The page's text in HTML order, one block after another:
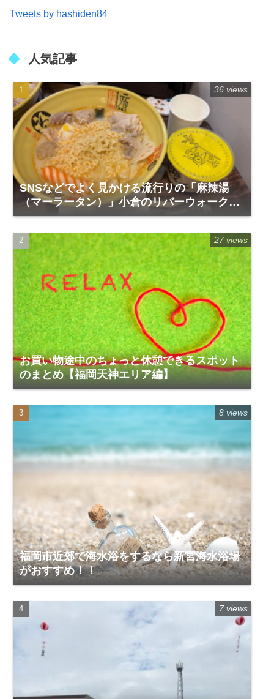
Tweets by hashiden84
人気記事
SNSなどでよく見かける流行りの「麻辣湯
（マーラータン）」小倉のリバーウォーク1
階「福恩麻辣湯」
36 views
お買い物途中のちょっと休憩できるスポット
のまとめ【福岡天神エリア編】
27 views
福岡市近郊で海水浴をするなら新宮海水浴場
がおすすめ！！
8 views
7 views